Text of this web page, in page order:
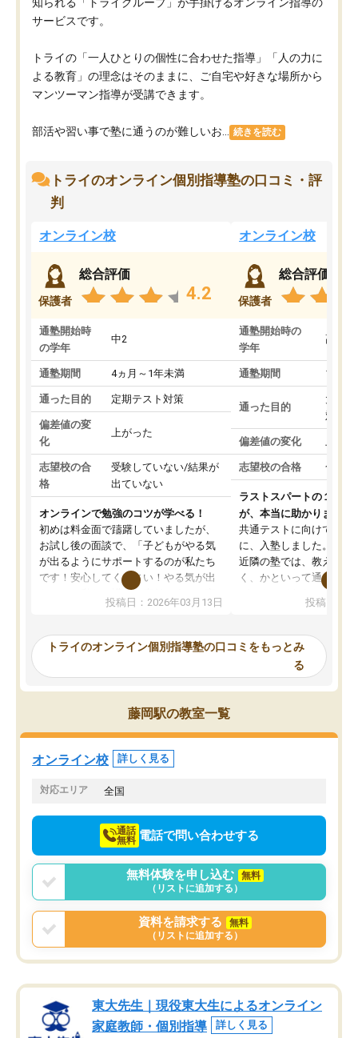
サービスです。
トライの「一人ひとりの個性に合わせた指導」「人の力に
よる教育」の理念はそのままに、ご自宅や好きな場所から
マンツーマン指導が受講できます。
部活や習い事で塾に通うのが難しいお... 続きを読む
トライのオンライン個別指導塾の口コミ・評
判
オンライン校
保護者
総合評価
4.2
通塾開始時
の学年
中2
通塾期間 4ヵ月～1年未満
通った目的 定期テスト対策
偏差値の変
化
上がった
志望校の合
格
受験していない/結果が
出ていない
オンラインで勉強のコツが学べる！
初めは料金面で躊躇していましたが、
お試し後の面談で、「子どもがやる気
が出るようにサポートするのが私たち
です！安心してください！やる気が出
ないのは私たち講師の責任です」と言
ってくださり、確かに！と考えて、思
ったんですが、学生の先生から学ぶこ
み、徐々に成績が上がったらいいなと
思っていました。何が今足りないのか
を的確に指導いただき、子どももびっ
くりするほど楽しんでやる気を持って
塾を受けています。狙い通り、少しず
つ成績も上がり、苦手意識も無くなっ
てきたので、さらに苦手な数学も追加
でお願いしました。来年の高校受験に
投稿日：2026年03月13日
オンライン校
保護者
総合評価
通塾開始時の
学年
高3
通塾期間 1～3
通った目的
大学
対策
偏差値の変化 上が
志望校の合格 合格
ラストスパートの１か月
が、本当に助かりました
共通テストに向けての追
に、入塾しました。田舎
近隣の塾では、教えても
く、かといって通うには
可能なので本当に助か
らないところをピンポイ
頂いて、とてもわかり
していました。一生を
スト、多少お金がかかっ
投稿日：
トライのオンライン個別指導塾の口コミをもっとみ
る
藤岡駅の教室一覧
オンライン校 詳しく見る
対応エリア 全国
通話
無料 電話で問い合わせする
無料体験を申し込む
無料
（リストに追加する）
資料を請求する
無料
（リストに追加する）
東大先生｜現役東大生によるオンライン
家庭教師・個別指導
詳しく見る